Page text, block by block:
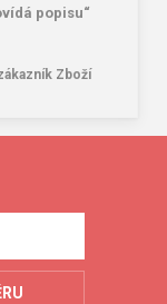
popisu“
Zboží